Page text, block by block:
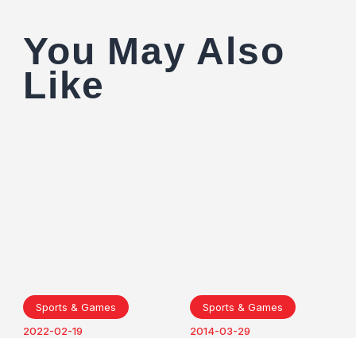
You May Also
Like
Sports & Games
2022-02-19
Sports & Games
2014-03-29